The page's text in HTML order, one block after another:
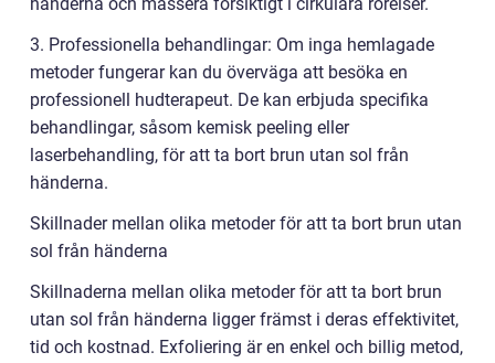
3. Professionella behandlingar: Om inga hemlagade
metoder fungerar kan du överväga att besöka en
professionell hudterapeut. De kan erbjuda specifika
behandlingar, såsom kemisk peeling eller
laserbehandling, för att ta bort brun utan sol från
händerna.
Skillnader mellan olika metoder för att ta bort brun utan
sol från händerna
Skillnaderna mellan olika metoder för att ta bort brun
utan sol från händerna ligger främst i deras effektivitet,
tid och kostnad. Exfoliering är en enkel och billig metod,